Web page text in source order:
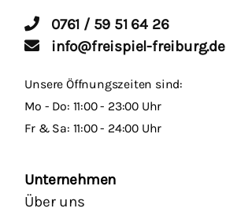
0761 / 59 51 64 26
info@freispiel-freiburg.de
Unsere Öffnungszeiten sind:
Mo - Do: 11:00 - 23:00 Uhr
Fr & Sa: 11:00 - 24:00 Uhr
Unternehmen
Über uns